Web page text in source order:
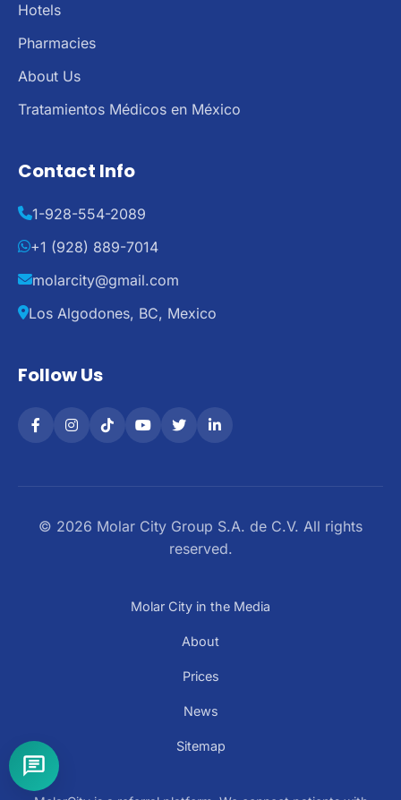
Hotels
Pharmacies
About Us
Tratamientos Médicos en México
Contact Info
1-928-554-2089
+1 (928) 889-7014
molarcity@gmail.com
Los Algodones, BC, Mexico
Follow Us
© 2026 Molar City Group S.A. de C.V. All rights
reserved.
Molar City in the Media
About
Prices
News
Sitemap